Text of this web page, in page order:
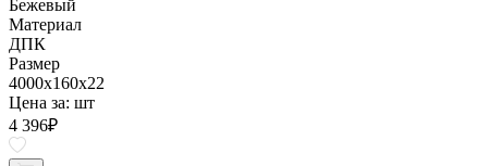
Бежевый
Материал
ДПК
Размер
4000x160x22
Цена за: шт
4 396₽